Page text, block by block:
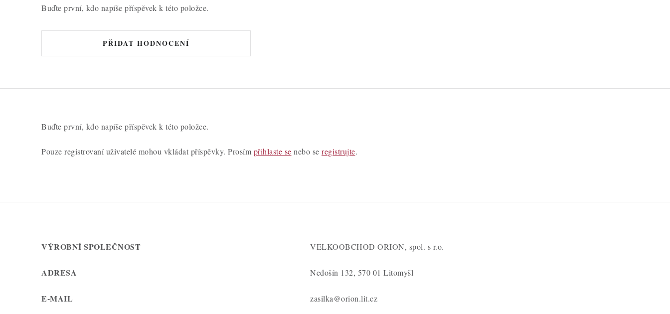
Buďte první, kdo napíše příspěvek k této položce.
PŘIDAT HODNOCENÍ
Buďte první, kdo napíše příspěvek k této položce.
Pouze registrovaní uživatelé mohou vkládat příspěvky. Prosím přihlaste se nebo se registrujte.
VÝROBNÍ SPOLEČNOST VELKOOBCHOD ORION, spol. s r.o.
ADRESA Nedošín 132, 570 01 Litomyšl
E-MAIL zasilka@orion.lit.cz